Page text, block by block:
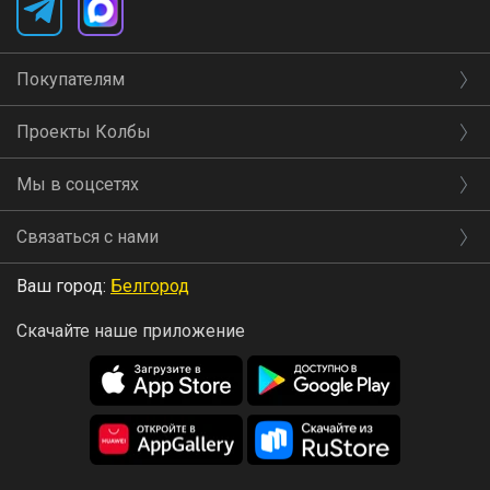
блюдами. Оно отлично подходит к мясным
блюдам, таким как говядина, ягнятина и утка, а
также к пасте с томатными соусами и сырам с
компаньоном для блюд с грибами и овощами.
выращивается во многих винодельческих
регионах мира, включая Бордо (Франция), Тоскану
(Италия), Калифорнию (США) и Австралию.
Каждый регион придает вину свои уникальные
характеристики, что делает его разнообразным и
интересным для изучения.
Покупателям
Проекты Колбы
Мы в соцсетях
Связаться с нами
Ваш город: Белгород
Скачайте наше приложение